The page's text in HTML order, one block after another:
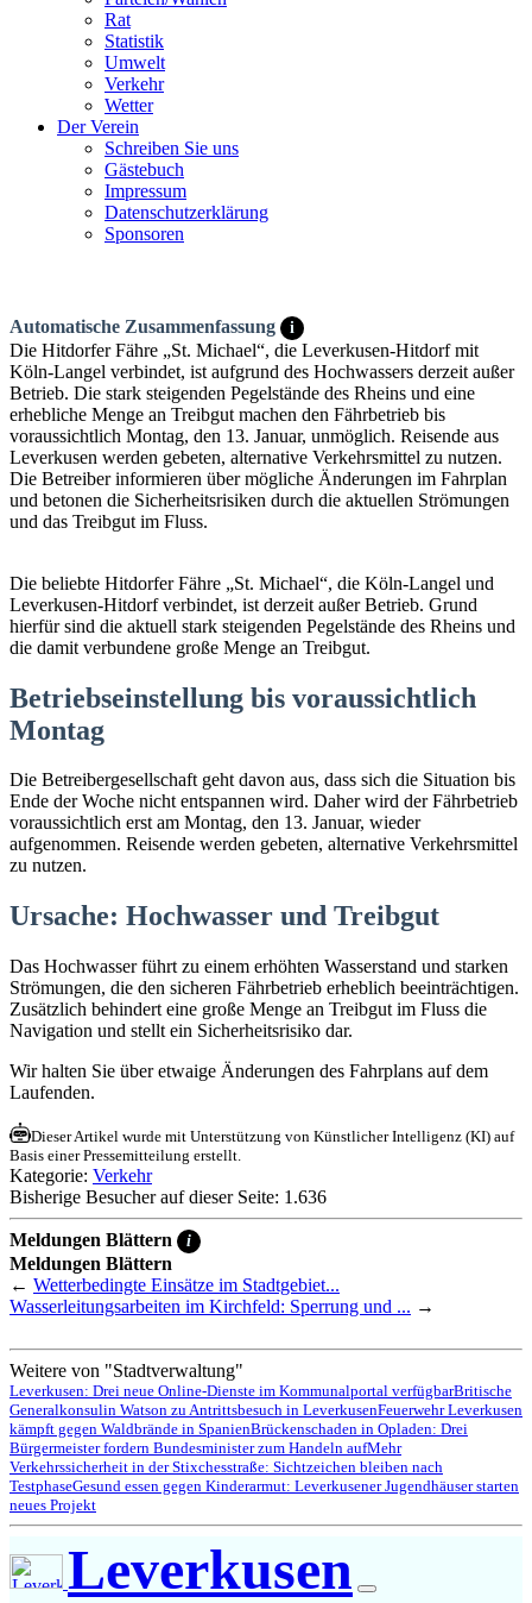
Rat
Statistik
Umwelt
Verkehr
Wetter
Der Verein
Schreiben Sie uns
Gästebuch
Impressum
Datenschutzerklärung
Sponsoren
Automatische Zusammenfassung i
Die Hitdorfer Fähre „St. Michael“, die Leverkusen-Hitdorf mit
Köln-Langel verbindet, ist aufgrund des Hochwassers derzeit außer
Betrieb. Die stark steigenden Pegelstände des Rheins und eine
erhebliche Menge an Treibgut machen den Fährbetrieb bis
voraussichtlich Montag, den 13. Januar, unmöglich. Reisende aus
Leverkusen werden gebeten, alternative Verkehrsmittel zu nutzen.
Die Betreiber informieren über mögliche Änderungen im Fahrplan
und betonen die Sicherheitsrisiken durch die aktuellen Strömungen
und das Treibgut im Fluss.
Die beliebte Hitdorfer Fähre „St. Michael“, die Köln-Langel und
Leverkusen-Hitdorf verbindet, ist derzeit außer Betrieb. Grund
hierfür sind die aktuell stark steigenden Pegelstände des Rheins und
die damit verbundene große Menge an Treibgut.
Betriebseinstellung bis voraussichtlich
Montag
Die Betreibergesellschaft geht davon aus, dass sich die Situation bis
Ende der Woche nicht entspannen wird. Daher wird der Fährbetrieb
voraussichtlich erst am Montag, den 13. Januar, wieder
aufgenommen. Reisende werden gebeten, alternative Verkehrsmittel
zu nutzen.
Ursache: Hochwasser und Treibgut
Das Hochwasser führt zu einem erhöhten Wasserstand und starken
Strömungen, die den sicheren Fährbetrieb erheblich beeinträchtigen.
Zusätzlich behindert eine große Menge an Treibgut im Fluss die
Navigation und stellt ein Sicherheitsrisiko dar.
Wir halten Sie über etwaige Änderungen des Fahrplans auf dem
Laufenden.
Dieser Artikel wurde mit Unterstützung von Künstlicher Intelligenz (KI) auf
Basis einer Pressemitteilung erstellt.
Kategorie: Verkehr
Bisherige Besucher auf dieser Seite: 1.636
Meldungen Blättern i
Meldungen Blättern
← Wetterbedingte Einsätze im Stadtgebiet...
Wasserleitungsarbeiten im Kirchfeld: Sperrung und ... →
Weitere von "Stadtverwaltung"
Leverkusen: Drei neue Online-Dienste im Kommunalportal verfügbarBritische
Generalkonsulin Watson zu Antrittsbesuch in LeverkusenFeuerwehr Leverkusen
kämpft gegen Waldbrände in SpanienBrückenschaden in Opladen: Drei
Bürgermeister fordern Bundesminister zum Handeln aufMehr
Verkehrssicherheit in der Stixchesstraße: Sichtzeichen bleiben nach
TestphaseGesund essen gegen Kinderarmut: Leverkusener Jugendhäuser starten
neues Projekt
Leverkusen